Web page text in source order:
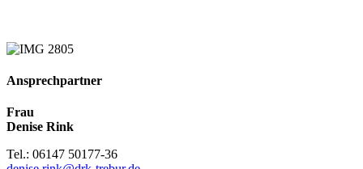
Ansprechpartner
Frau
Denise Rink
Tel.: 06147 50177-36